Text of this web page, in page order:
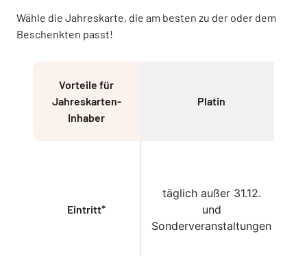
Wähle die Jahreskarte, die am besten zu der oder dem
Beschenkten passt!
Vorteile für
Jahreskarten-
Inhaber
Platin
Eintritt*
täglich außer 31.12.
und
Sonderveranstaltungen